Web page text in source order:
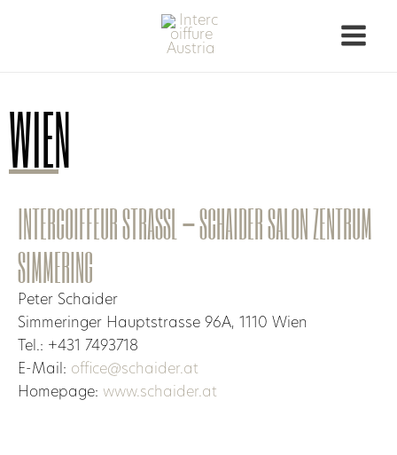
WIEN
INTERCOIFFEUR STRASSL – SCHAIDER SALON ZENTRUM
SIMMERING
Peter Schaider
Simmeringer Hauptstrasse 96A, 1110 Wien
Tel.: +431 7493718
E-Mail: office@schaider.at
Homepage: www.schaider.at